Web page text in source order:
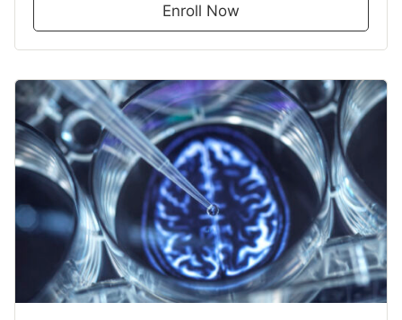
Enroll Now